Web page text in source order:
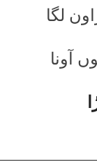
لگا
آونا